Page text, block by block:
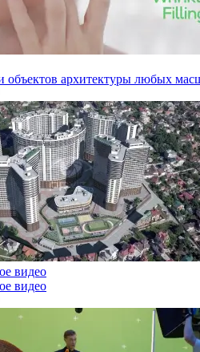
объектов архитектуры любых
видео
видео